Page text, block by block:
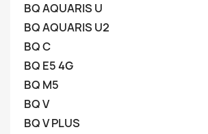
BQ AQUARIS U
BQ AQUARIS U2
BQ C
BQ E5 4G
BQ M5
BQ V
BQ V PLUS